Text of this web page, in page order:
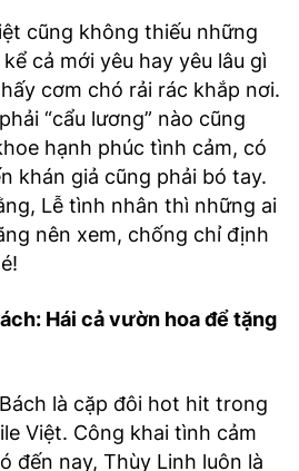
cũng không thiếu những
cả mới yêu hay yêu lâu gì
cơm chó rải rác khắp nơi.
“cẩu lương” nào cũng
hạnh phúc tình cảm, có
khán giả cũng phải bó tay.
Lễ tình nhân thì những ai
nên xem, chống chỉ định
Hái cả vườn hoa để tặng
là cặp đôi hot hit trong
Việt. Công khai tình cảm
đến nay, Thùy Linh luôn là